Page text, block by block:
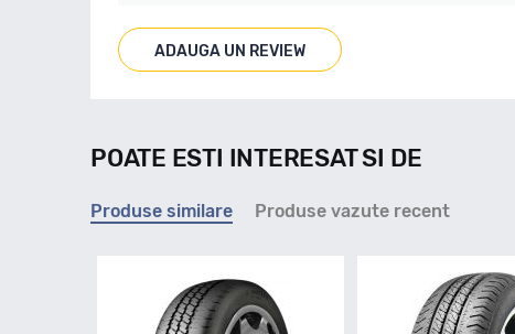
ADAUGA UN REVIEW
POATE ESTI INTERESAT SI DE
Produse similare Produse vazute recent